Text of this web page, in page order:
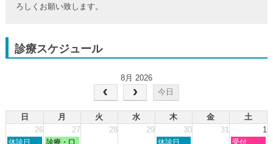
ろしくお願い致します。
診療スケジュール
8月 2026
今日
日 月 火 水 木 金
土
26
27 28 29 30 31 1
日
休診日
月
診療・口
木
休診日
土
受付